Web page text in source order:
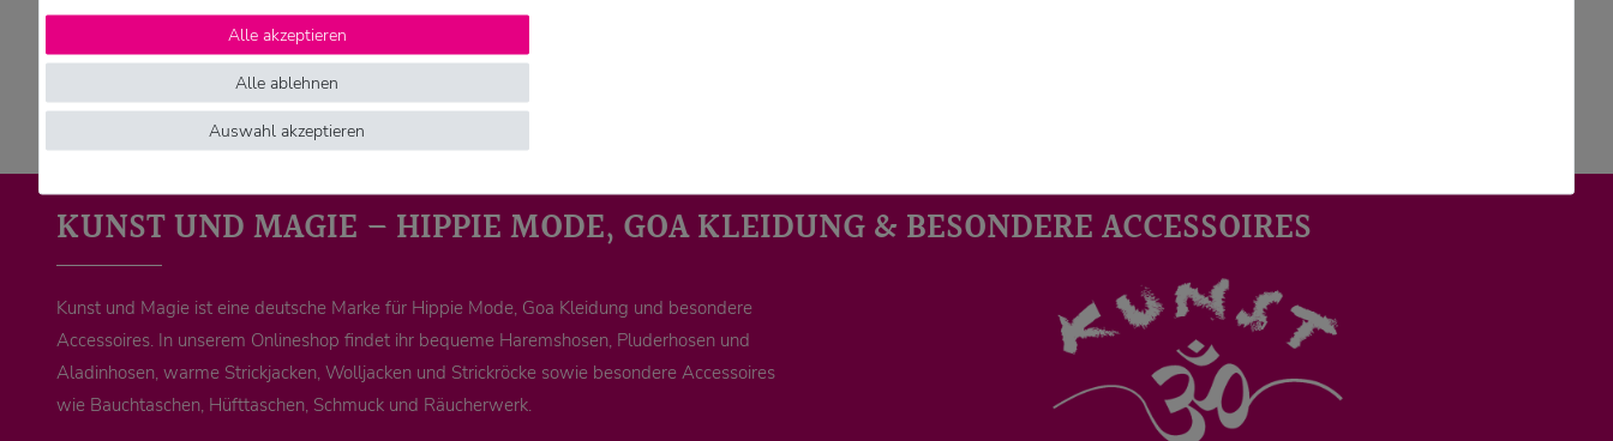
Leichte Farbabweichungen in der Darstellung durch verschiedene Bildschirmeinstellungen sind möglich!
KUNST UND MAGIE – HIPPIE MODE, GOA KLEIDUNG & BESONDERE ACCESSOIRES
Kunst und Magie ist eine deutsche Marke für Hippie Mode, Goa Kleidung und besondere
Accessoires. In unserem Onlineshop findet ihr bequeme Haremshosen, Pluderhosen und
Aladinhosen, warme Strickjacken, Wolljacken und Strickröcke sowie besondere Accessoires
wie Bauchtaschen, Hüfttaschen, Schmuck und Räucherwerk.
Alle akzeptieren
Alle ablehnen
Auswahl akzeptieren